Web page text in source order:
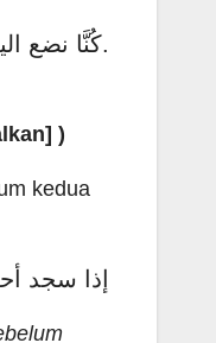
“كُنَّا نضع اليدين قبل الركبتين فأمرنا بالركبتين قبل اليدين” )رواه ابن خزيمة( ، وفي سنده إسماعيل بن يحيى بن سلمة وهو متروك.
)
kedua
إذا سجد